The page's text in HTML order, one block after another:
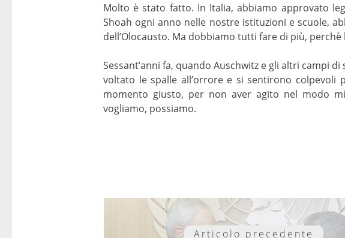
Molto è stato fatto. In Italia, abbiamo approvato
Shoah ogni anno nelle nostre istituzioni e scuole,
dell’Olocausto. Ma dobbiamo tutti fare di più,
Sessant’anni fa, quando Auschwitz e gli altri campi
voltato le spalle all’orrore e si sentirono
momento giusto, per non aver agito nel modo
vogliamo, possiamo.
Articolo precedente